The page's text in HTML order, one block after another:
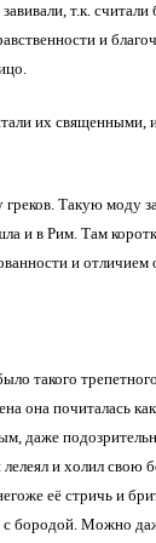
т.к.
и
их священными,
Такую моду
и в Рим. Там
и отличием
такого
она почиталась
даже
и холил свою
её стричь и
с бородой. Можно